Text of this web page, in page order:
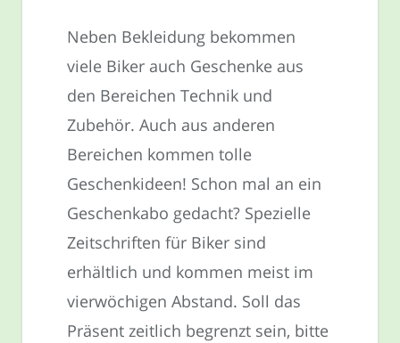
Neben Bekleidung bekommen
viele Biker auch Geschenke aus
den Bereichen Technik und
Zubehör. Auch aus anderen
Bereichen kommen tolle
Geschenkideen! Schon mal an ein
Geschenkabo gedacht? Spezielle
Zeitschriften für Biker sind
erhältlich und kommen meist im
vierwöchigen Abstand. Soll das
Präsent zeitlich begrenzt sein, bitte